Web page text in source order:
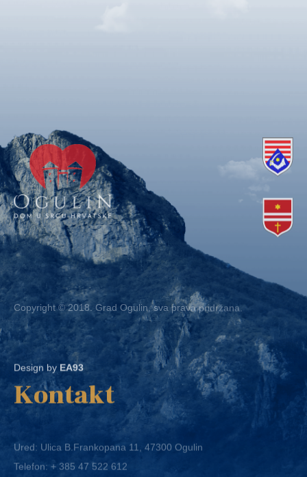
Copyright © 2018. Grad Ogulin, sva prava pridržana.
Design by EA93
Kontakt
Telefon:+ 385 47 522 612
Telefaks:+ 385 47 522 821